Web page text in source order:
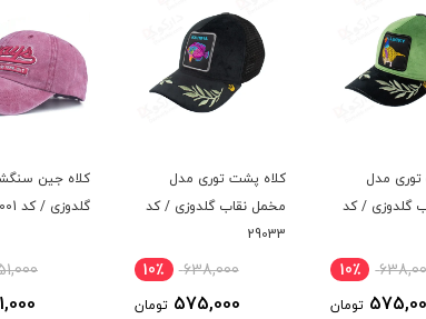
کلاه پشت توری مدل
مخمل نقاب گلدوزی / کد
638,000
575,000
کلاه جین سنگشور مدل
گلدوزی / کد 29001
551,000
481,000